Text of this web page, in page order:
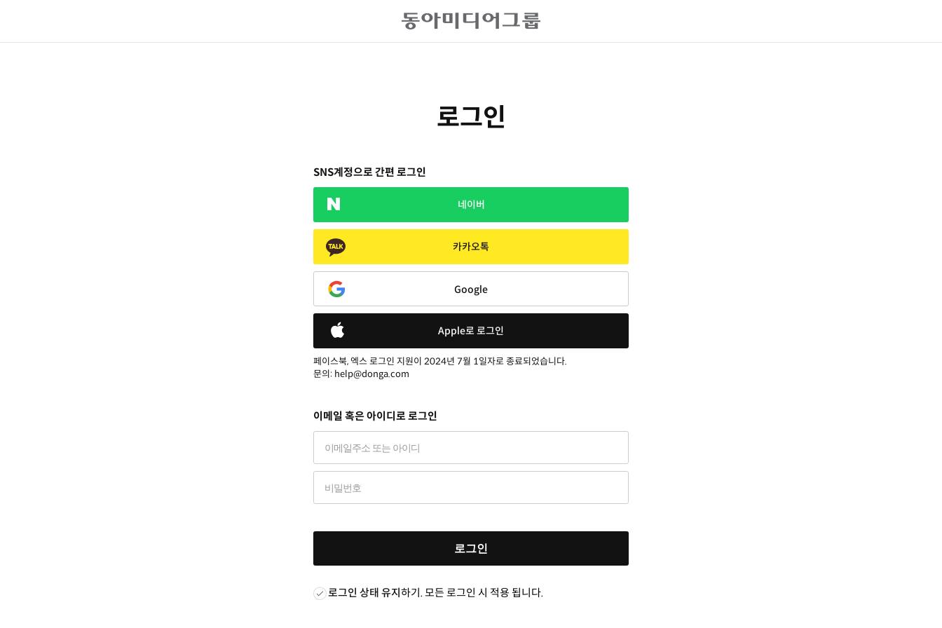
로그인
SNS계정으로 간편 로그인
네이버
카카오톡
Google
Apple로 로그인
페이스북, 엑스 로그인 지원이 2024년 7월 1일자로 종료되었습니다.
문의: help@donga.com
이메일 혹은 아이디로 로그인
로그인
로그인 상태 유지하기. 모든 로그인 시 적용 됩니다.